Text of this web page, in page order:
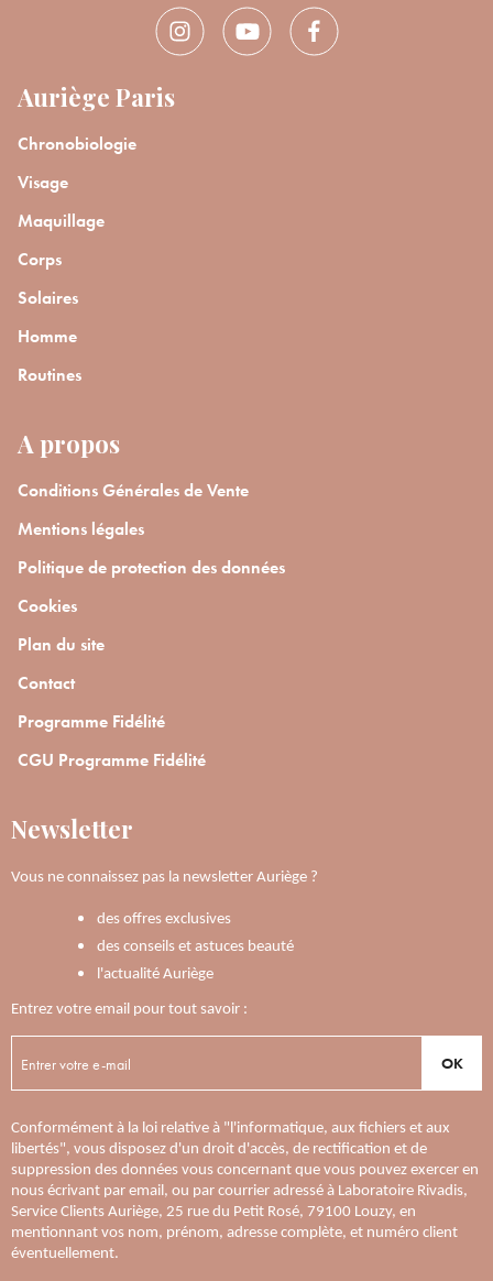
Auriège Paris
Chronobiologie
Visage
Maquillage
Corps
Solaires
Homme
Routines
A propos
Conditions Générales de Vente
Mentions légales
Politique de protection des données
Cookies
Plan du site
Contact
Programme Fidélité
CGU Programme Fidélité
Newsletter
Vous ne connaissez pas la newsletter Auriège ?
des offres exclusives
des conseils et astuces beauté
l'actualité Auriège
Entrez votre email pour tout savoir :
OK
Conformément à la loi relative à "l'informatique, aux fichiers et aux
libertés", vous disposez d'un droit d'accès, de rectification et de
suppression des données vous concernant que vous pouvez exercer en
nous écrivant par email, ou par courrier adressé à Laboratoire Rivadis,
Service Clients Auriège, 25 rue du Petit Rosé, 79100 Louzy, en
mentionnant vos nom, prénom, adresse complète, et numéro client
éventuellement.